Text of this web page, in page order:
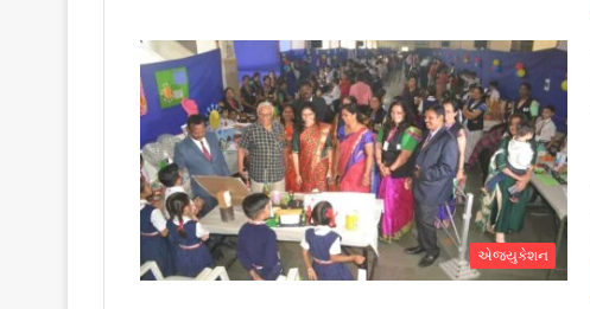
એજ્યુકેશન